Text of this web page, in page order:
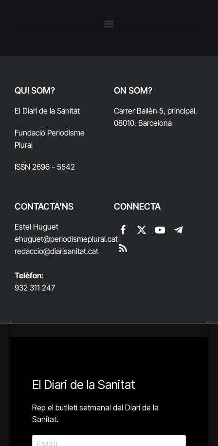
QUI SOM?
El Diari de la Sanitat
Fundació Periodisme
Plural
ISSN 2696 - 5542
ON SOM?
Carrer Bailén 5, principal.
08010, Barcelona
CONTACTA'NS
Estel Huguet
ehuguet@periodismeplural.cat
redaccio@diarisanitat.cat
Telèfon:
932 311 247
CONNECTA
Facebook
X
YouTubeTelegram
RSS